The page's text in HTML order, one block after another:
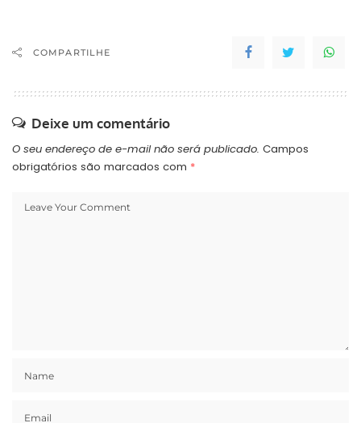
COMPARTILHE
Deixe um comentário
O seu endereço de e-mail não será publicado. Campos
obrigatórios são marcados com *